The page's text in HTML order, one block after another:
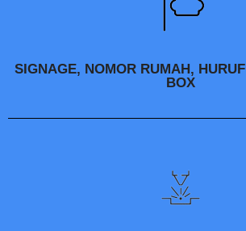
SIGNAGE, NOMOR RUMAH,
BOX